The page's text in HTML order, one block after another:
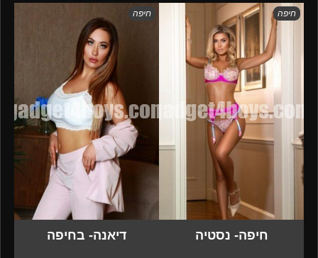
חיפה
חיפה- נסטיה
חיפה
דיאנה- בחיפה